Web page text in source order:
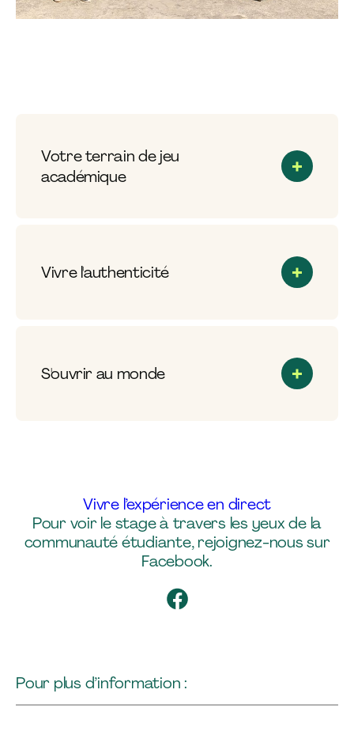
Votre terrain de jeu
académique
Vivre l'authenticité
S'ouvrir au monde
Vivre l’expérience en direct
Pour voir le stage à travers les yeux de la
communauté étudiante, rejoignez-nous sur
Facebook.
Facebook
Pour plus d’information :